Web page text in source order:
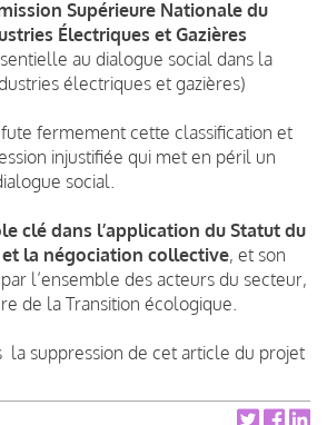
Supérieure Nationale du
Électriques et Gazières
au dialogue social dans la
électriques et gazières)
fermement cette classification et
injustifiée qui met en péril un
social.
clé dans l’application du Statut du
et la négociation collective, et son
l’ensemble des acteurs du secteur,
de la Transition écologique.
la suppression de cet article du projet